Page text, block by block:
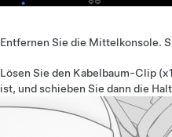
Entfernen Sie die Mittelkonsole.
Lösen Sie den Kabelbaum-Clip
ist, und schieben Sie dann die